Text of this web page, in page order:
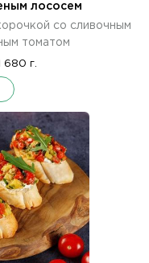
лососем
со сливочным
томатом
680 г.